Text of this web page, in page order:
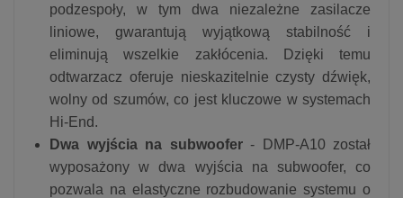
podzespoły, w tym dwa niezależne zasilacze
liniowe, gwarantują wyjątkową stabilność i
eliminują wszelkie zakłócenia. Dzięki temu
odtwarzacz oferuje nieskazitelnie czysty dźwięk,
wolny od szumów, co jest kluczowe w systemach
Hi-End.
Dwa wyjścia na subwoofer - DMP-A10 został
wyposażony w dwa wyjścia na subwoofer, co
pozwala na elastyczne rozbudowanie systemu o